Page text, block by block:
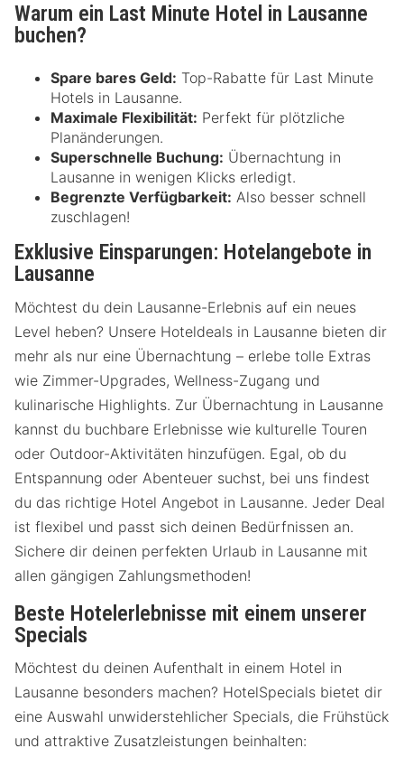
Warum ein Last Minute Hotel in Lausanne
buchen?
Spare bares Geld: Top-Rabatte für Last Minute
Hotels in Lausanne.
Maximale Flexibilität: Perfekt für plötzliche
Planänderungen.
Superschnelle Buchung: Übernachtung in
Lausanne in wenigen Klicks erledigt.
Begrenzte Verfügbarkeit: Also besser schnell
zuschlagen!
Exklusive Einsparungen: Hotelangebote in
Lausanne
Möchtest du dein Lausanne-Erlebnis auf ein neues
Level heben? Unsere Hoteldeals in Lausanne bieten dir
mehr als nur eine Übernachtung – erlebe tolle Extras
wie Zimmer-Upgrades, Wellness-Zugang und
kulinarische Highlights. Zur Übernachtung in Lausanne
kannst du buchbare Erlebnisse wie kulturelle Touren
oder Outdoor-Aktivitäten hinzufügen. Egal, ob du
Entspannung oder Abenteuer suchst, bei uns findest
du das richtige Hotel Angebot in Lausanne. Jeder Deal
ist flexibel und passt sich deinen Bedürfnissen an.
Sichere dir deinen perfekten Urlaub in Lausanne mit
allen gängigen Zahlungsmethoden!
Beste Hotelerlebnisse mit einem unserer
Specials
Möchtest du deinen Aufenthalt in einem Hotel in
Lausanne besonders machen? HotelSpecials bietet dir
eine Auswahl unwiderstehlicher Specials, die Frühstück
und attraktive Zusatzleistungen beinhalten: